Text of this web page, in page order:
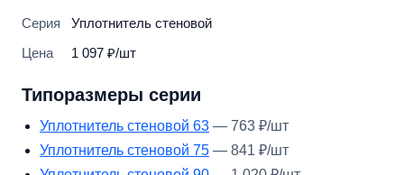
Серия
Уплотнитель стеновой
Цена
1 097 ₽/шт
Типоразмеры серии
Уплотнитель стеновой 63 — 763 ₽/шт
Уплотнитель стеновой 75 — 841 ₽/шт